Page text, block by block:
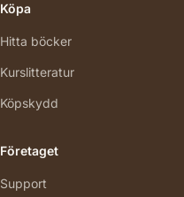
Köpa
Hitta böcker
Kurslitteratur
Köpskydd
Företaget
Support